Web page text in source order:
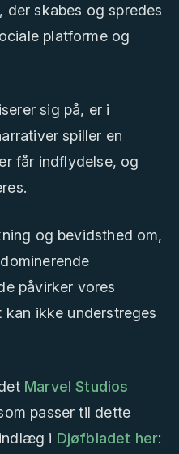
skabes og spredes
platforme og
sig på, er i
spiller en
får indflydelse, og
og bevidsthed om,
påvirker vores
ikke understreges
Marvel Studios
passer til dette
i Djøfbladet her: